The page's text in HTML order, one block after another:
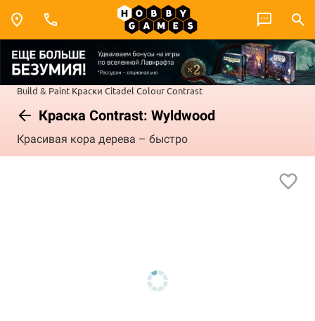
Build & Paint Краски Citadel ColourContrast
Краска Contrast: Wyldwood
Красивая кора дерева – быстро